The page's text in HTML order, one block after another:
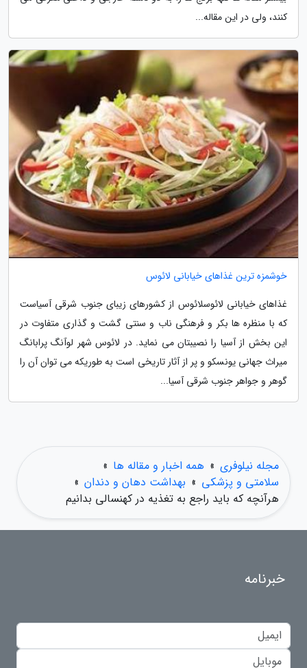
کنند، ولی در این مقاله...
خوشمزه ترین غذاهای خیابانی لائوس
غذاهای خیابانی لائوسلائوس از کشورهای زیبای جنوب شرقی آسیاست
که با منظره ها بکر و فرهنگی ناب و سنتی گشت و گذاری متفاوت در
این بخش از آسیا را نصیبتان می نماید. در لائوس شهر لوآنگ پرابانگ
میراث جهانی یونسکو و پر از آثار تاریخی است به طوریکه می توان آن را
گوهر و جواهر جنوب شرقی آسیا...
مجله نیلوفری » همه اخبار و مقاله ها »
سلامتی و پزشکی » بهداشت دهان و دندان »
هرآنچه که باید راجع به تغذیه در کهنسالی بدانیم
خبرنامه